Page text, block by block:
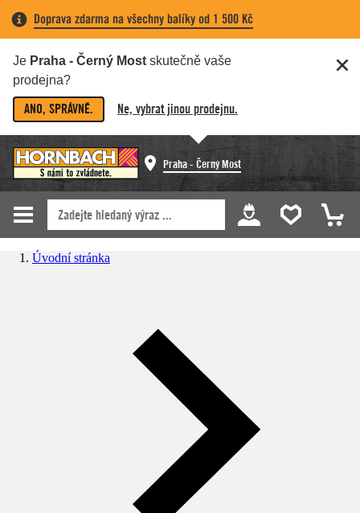
Doprava zdarma na všechny balíky od 1 500 Kč
Je Praha - Černý Most skutečně vaše
prodejna?
ANO, SPRÁVNĚ. Ne, vybrat jinou prodejnu.
Praha - Černý Most
Úvodní stránka